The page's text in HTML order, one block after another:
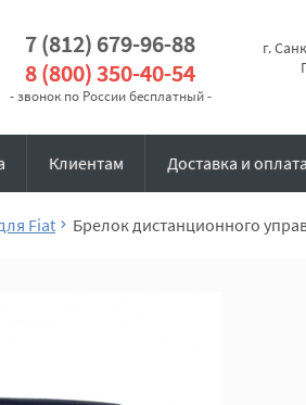
7 (812) 679-96-88
8 (800) 350-40-54
- звонок по России бесплатный -
г.
Клиентам Доставка и оплата
Fiat Брелок дистанционного